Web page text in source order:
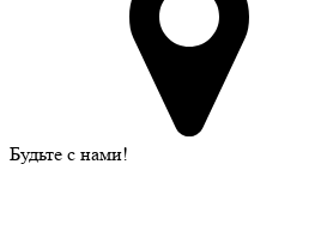
Будьте с нами!